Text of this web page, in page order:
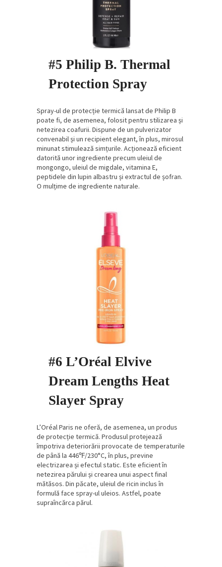
#5 Philip B. Thermal
Protection Spray
Spray-ul de protecție termică lansat de Philip B
poate fi, de asemenea, folosit pentru stilizarea și
netezirea coafurii. Dispune de un pulverizator
convenabil și un recipient elegant, în plus, mirosul
minunat stimulează simțurile. Acționează eficient
datorită unor ingrediente precum uleiul de
mongongo, uleiul de migdale, vitamina E,
peptidele din lupin albastru și extractul de șofran.
O mulțime de ingrediente naturale.
#6 L’Oréal Elvive
Dream Lengths Heat
Slayer Spray
L’Oréal Paris ne oferă, de asemenea, un produs
de protecție termică. Produsul protejează
împotriva deteriorării provocate de temperaturile
de până la 446℉/230°C, în plus, previne
electrizarea și efectul static. Este eficient în
netezirea părului și crearea unui aspect final
mătăsos. Din păcate, uleiul de ricin inclus în
formulă face spray-ul uleios. Astfel, poate
supraîncărca părul.